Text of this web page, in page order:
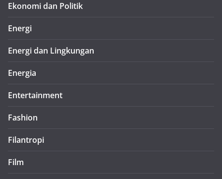
Ekonomi dan Politik
Energi
Energi dan Lingkungan
Energia
Entertainment
Fashion
Filantropi
Film